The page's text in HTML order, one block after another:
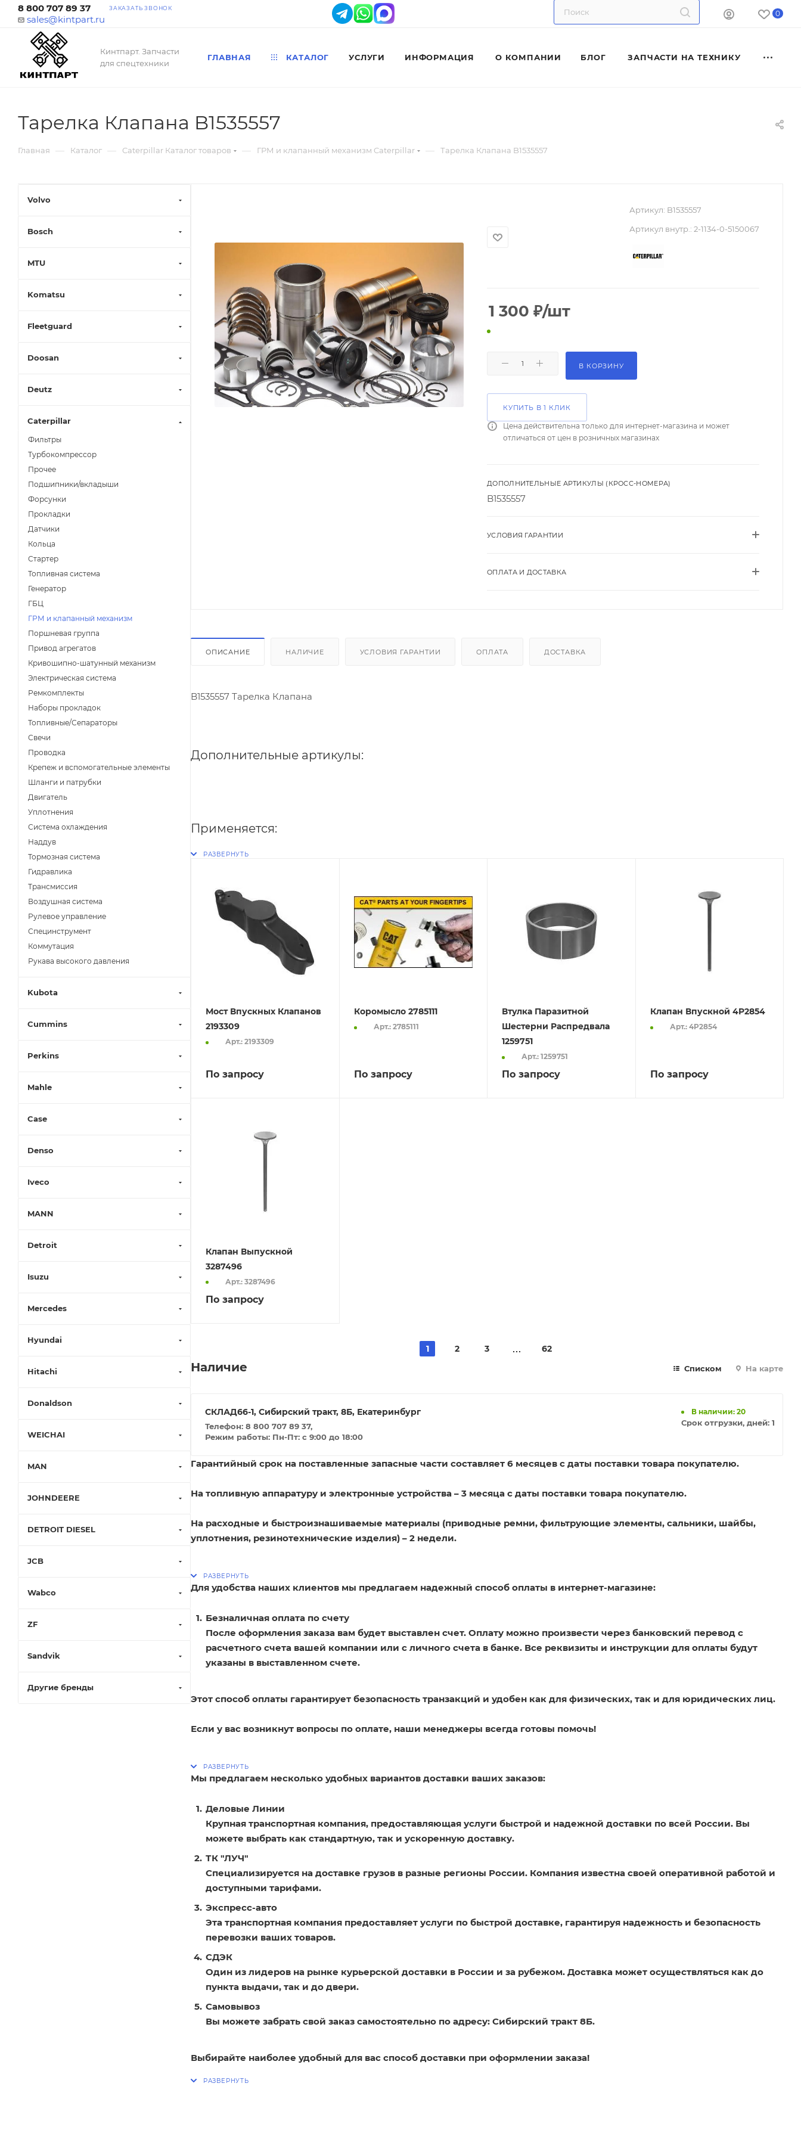
8 800 707 89 37 ЗАКАЗАТЬ ЗВОНОК
sales@kintpart.ru
0
Кинтпарт. Запчасти
для спецтехники
ГЛАВНАЯ КАТАЛОГ УСЛУГИ ИНФОРМАЦИЯ О КОМПАНИИ БЛОГ ЗАПЧАСТИ НА ТЕХНИКУ
Тарелка Клапана B1535557
Главная — Каталог — Caterpillar Каталог товаров — ГРМ и клапанный механизм Caterpillar — Тарелка Клапана B1535557
Артикул: B1535557
Артикул внутр.: 2-1134-0-5150067
1 300 ₽/шт
В КОРЗИНУ
КУПИТЬ В 1 КЛИК
Цена действительна только для интернет-магазина и может
отличаться от цен в розничных магазинах
ДОПОЛНИТЕЛЬНЫЕ АРТИКУЛЫ (КРОСС-НОМЕРА)
B1535557
УСЛОВИЯ ГАРАНТИИ
ОПЛАТА И ДОСТАВКА
ОПИСАНИЕ НАЛИЧИЕ УСЛОВИЯ ГАРАНТИИ ОПЛАТА ДОСТАВКА
B1535557 Тарелка Клапана
Дополнительные артикулы:
Применяется:
Мост Впускных Клапанов
2193309
Арт.: 2193309
По запросу
Коромысло 2785111
Арт.: 2785111
По запросу
Втулка Паразитной
Шестерни Распредвала
1259751
Арт.: 1259751
По запросу
Клапан Впускной 4P2854
Арт.: 4P2854
По запросу
Клапан Выпускной
3287496
Арт.: 3287496
По запросу
1 2 3 62
Наличие Списком На карте
СКЛАД66-1, Сибирский тракт, 8Б, Екатеринбург
Телефон: 8 800 707 89 37,
Режим работы: Пн-Пт: с 9:00 до 18:00
В наличии: 20
Срок отгрузки, дней: 1
Гарантийный срок на поставленные запасные части составляет 6 месяцев с даты поставки товара покупателю.
На топливную аппаратуру и электронные устройства – 3 месяца с даты поставки товара покупателю.
На расходные и быстроизнашиваемые материалы (приводные ремни, фильтрующие элементы, сальники, шайбы,
уплотнения, резинотехнические изделия) – 2 недели.
Для удобства наших клиентов мы предлагаем надежный способ оплаты в интернет-магазине:
Безналичная оплата по счету
После оформления заказа вам будет выставлен счет. Оплату можно произвести через банковский перевод с
расчетного счета вашей компании или с личного счета в банке. Все реквизиты и инструкции для оплаты будут
указаны в выставленном счете.
Этот способ оплаты гарантирует безопасность транзакций и удобен как для физических, так и для юридических лиц.
Если у вас возникнут вопросы по оплате, наши менеджеры всегда готовы помочь!
Мы предлагаем несколько удобных вариантов доставки ваших заказов:
Деловые Линии
Крупная транспортная компания, предоставляющая услуги быстрой и надежной доставки по всей России. Вы
можете выбрать как стандартную, так и ускоренную доставку.
ТК "ЛУЧ"
Специализируется на доставке грузов в разные регионы России. Компания известна своей оперативной работой и
доступными тарифами.
Экспресс-авто
Эта транспортная компания предоставляет услуги по быстрой доставке, гарантируя надежность и безопасность
перевозки ваших товаров.
СДЭК
Один из лидеров на рынке курьерской доставки в России и за рубежом. Доставка может осуществляться как до
пункта выдачи, так и до двери.
Самовывоз
Вы можете забрать свой заказ самостоятельно по адресу: Сибирский тракт 8Б.
Выбирайте наиболее удобный для вас способ доставки при оформлении заказа!
Volvo
Bosch
MTU
Komatsu
Fleetguard
Doosan
Deutz
Caterpillar
Фильтры
Турбокомпрессор
Прочее
Подшипники/вкладыши
Форсунки
Прокладки
Датчики
Кольца
Стартер
Топливная система
Генератор
ГБЦ
ГРМ и клапанный механизм
Поршневая группа
Привод агрегатов
Кривошипно-шатунный механизм
Электрическая система
Ремкомплекты
Наборы прокладок
Топливные/Сепараторы
Свечи
Проводка
Крепеж и вспомогательные элементы
Шланги и патрубки
Двигатель
Уплотнения
Система охлаждения
Наддув
Тормозная система
Гидравлика
Трансмиссия
Воздушная система
Рулевое управление
Специнструмент
Коммутация
Рукава высокого давления
Kubota
Cummins
Perkins
Mahle
Case
Denso
Iveco
MANN
Detroit
Isuzu
Mercedes
Hyundai
Hitachi
Donaldson
WEICHAI
MAN
JOHNDEERE
DETROIT DIESEL
JCB
Wabco
ZF
Sandvik
Другие бренды